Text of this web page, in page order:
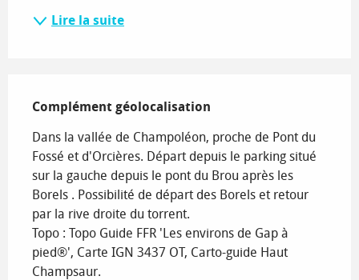
Lire la suite
Complément géolocalisation
Complément géolocalisation
Dans la vallée de Champoléon, proche de Pont du
Fossé et d'Orcières. Départ depuis le parking situé
sur la gauche depuis le pont du Brou après les
Borels . Possibilité de départ des Borels et retour
par la rive droite du torrent.
Topo : Topo Guide FFR 'Les environs de Gap à
pied®', Carte IGN 3437 OT, Carto-guide Haut
Champsaur.